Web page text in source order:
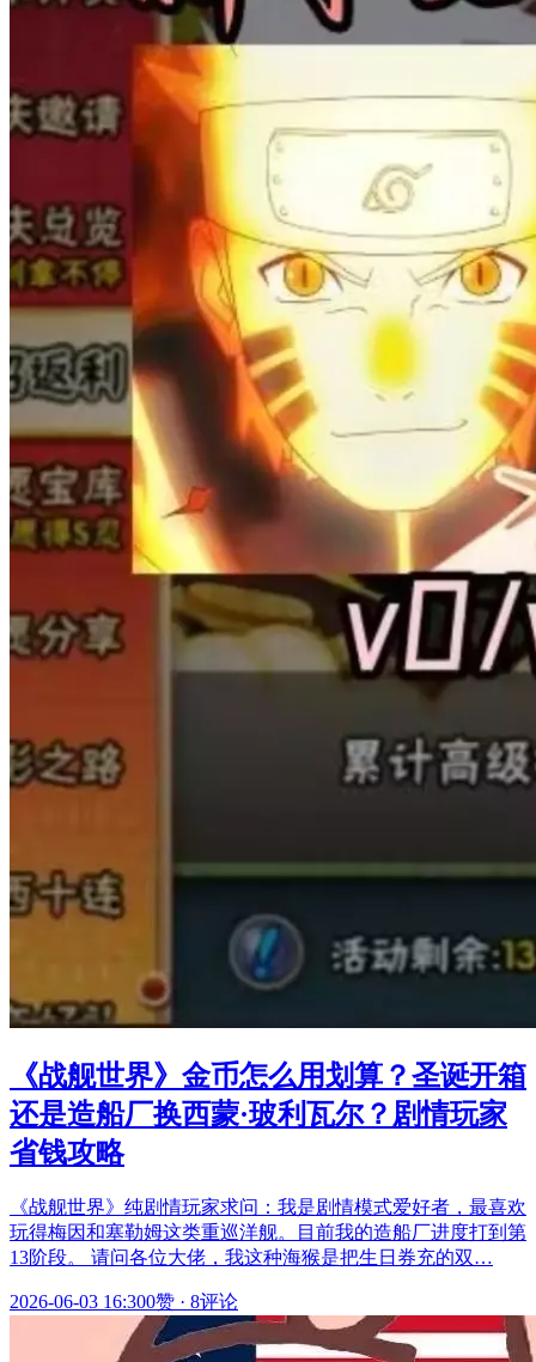
《战舰世界》金币怎么用划算？圣诞开箱
还是造船厂换西蒙·玻利瓦尔？剧情玩家
省钱攻略
《战舰世界》纯剧情玩家求问：我是剧情模式爱好者，最喜欢
玩得梅因和塞勒姆这类重巡洋舰。目前我的造船厂进度打到第
13阶段。 请问各位大佬，我这种海猴是把生日券充的双…
2026-06-03 16:300赞 · 8评论